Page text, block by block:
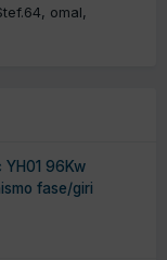
omal
YH01 96Kw
fase/giri